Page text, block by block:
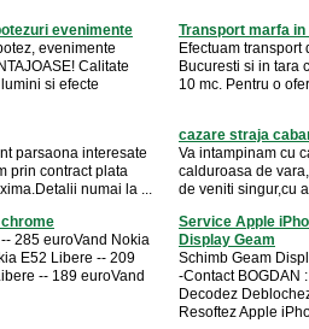
evenimente
evenimente
Calitate
si efecte
Transport marfa
Efectuam transport
Bucuresti si in tara
10 mc. Pentru o
parsaona interesate
prin contract plata
numai la ...
cazare straja
Va intampinam cu
calduroasa de
de veniti singur,cu
chrome
285 euroVand Nokia
E52 Libere -- 209
-- 189 euroVand
Service Apple
Display Geam
Schimb Geam
-Contact BOGDAN
Decodez
Resoftez Apple